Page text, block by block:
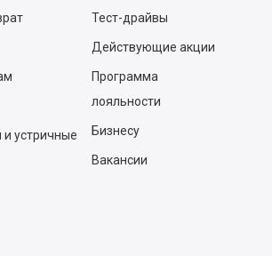
и устричные
Тест-драйвы
Действующие акции
Программа
лояльности
Бизнесу
Вакансии